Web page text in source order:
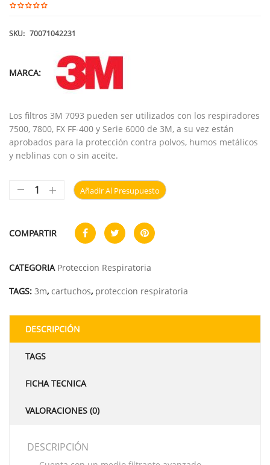
SKU: 70071042231
MARCA:
Los filtros 3M 7093 pueden ser utilizados con los respiradores
7500, 7800, FX FF-400 y Serie 6000 de 3M, a su vez están
aprobados para la protección contra polvos, humos metálicos
y neblinas con o sin aceite.
Añadir Al Presupuesto
COMPARTIR
CATEGORIA Proteccion Respiratoria
TAGS: 3m, cartuchos, proteccion respiratoria
DESCRIPCIÓN
TAGS
FICHA TECNICA
VALORACIONES (0)
DESCRIPCIÓN